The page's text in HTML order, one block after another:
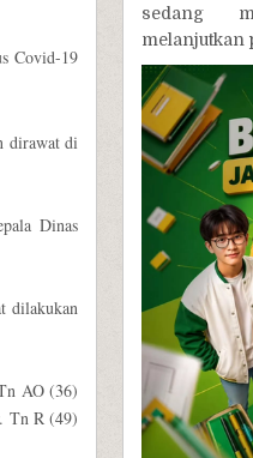
Covid-19
dirawat di
Dinas
dilakukan
AO (36)
Tn R (49)
sedang
melanjutkan